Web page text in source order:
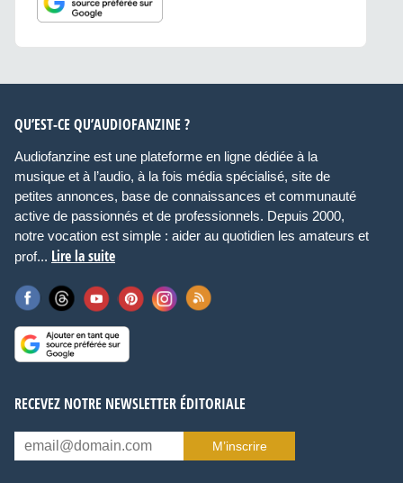
QU’EST-CE QU’AUDIOFANZINE ?
Audiofanzine est une plateforme en ligne dédiée à la
musique et à l’audio, à la fois média spécialisé, site de
petites annonces, base de connaissances et communauté
active de passionnés et de professionnels. Depuis 2000,
notre vocation est simple : aider au quotidien les amateurs et
prof... Lire la suite
RECEVEZ NOTRE NEWSLETTER ÉDITORIALE
M’inscrire